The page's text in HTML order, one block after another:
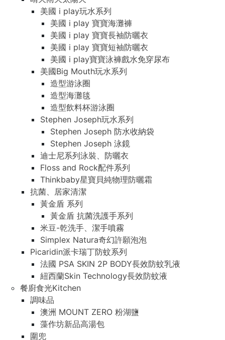
美國 i play玩水系列
美國 i play 寶寶海灘褲
美國 i play 寶寶長袖防曬衣
美國 i play 寶寶短袖防曬衣
美國 i play寶寶泳褲戲水免穿尿布
美國Big Mouth玩水系列
造型游泳圈
造型海灘毯
造型飲料杯游泳圈
Stephen Joseph玩水系列
Stephen Joseph 防水收納袋
Stephen Joseph 泳鏡
迪士尼系列泳裝、防曬衣
Floss and Rock配件系列
Thinkbaby星寶貝純物理防曬霜
抗菌、居家清潔
黃金盾 系列
黃金盾 抗菌洗護手系列
米豆-乾洗手、潔手噴霧
Simplex Natura奇幻許願泡泡
Picaridin派卡瑞丁防蚊系列
法國 PSA SKIN 2P BODY長效防蚊乳液
紐西蘭Skin Technology長效防蚊液
餐廚食光Kitchen
調味品
澳洲 MOUNT ZERO 粉湖鹽
藻作坊新品高湯包
圍兜